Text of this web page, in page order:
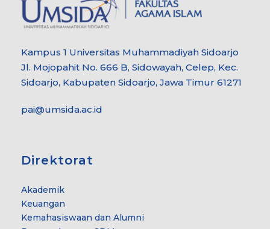
Kampus 1 Universitas Muhammadiyah Sidoarjo
Jl. Mojopahit No. 666 B, Sidowayah, Celep, Kec.
Sidoarjo, Kabupaten Sidoarjo, Jawa Timur 61271
pai@umsida.ac.id
Direktorat
Akademik
Keuangan
Kemahasiswaan dan Alumni